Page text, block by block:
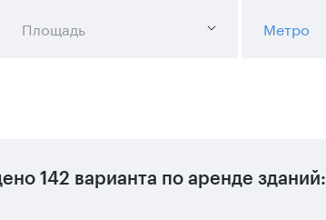
Площадь Метро
142 варианта по аренде зданий: